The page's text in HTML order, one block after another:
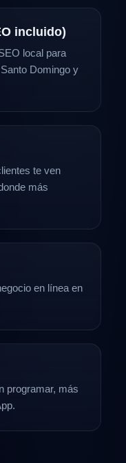
incluido)
local para
Domingo y
te ven
más
en línea en
programar, más